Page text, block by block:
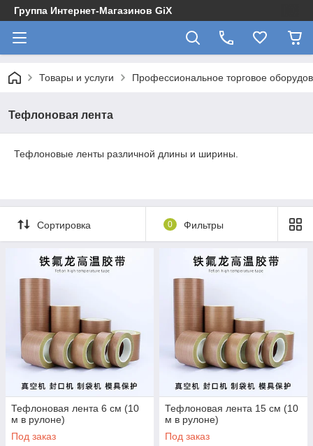
Группа Интернет-Магазинов GiX
Товары и услуги Профессиональное торговое
Тефлоновая лента
Тефлоновые ленты различной длины и ширины.
Сортировка 0 Фильтры
Тефлоновая лента 6 см (10
м в рулоне)
Под заказ
Тефлоновая лента 15 см (10
м в рулоне)
Под заказ